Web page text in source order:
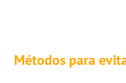
Métodos para